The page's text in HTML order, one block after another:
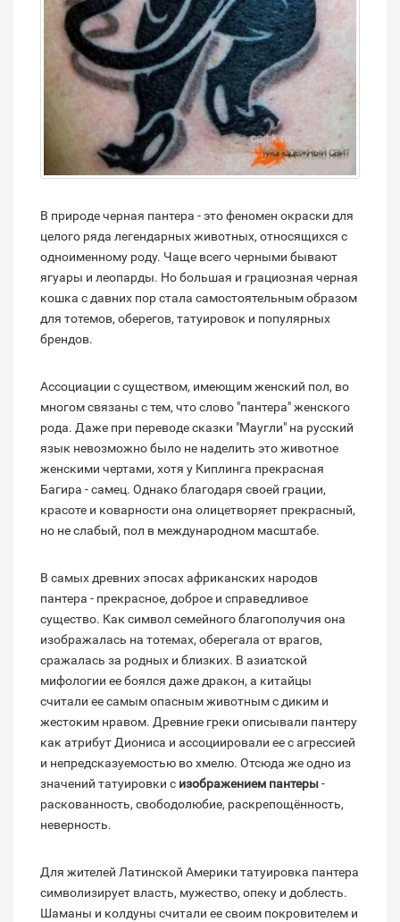
В природе черная пантера - это феномен окраски для
целого ряда легендарных животных, относящихся с
одноименному роду. Чаще всего черными бывают
ягуары и леопарды. Но большая и грациозная черная
кошка с давних пор стала самостоятельным образом
для тотемов, оберегов, татуировок и популярных
брендов.
Ассоциации с существом, имеющим женский пол, во
многом связаны с тем, что слово "пантера" женского
рода. Даже при переводе сказки "Маугли" на русский
язык невозможно было не наделить это животное
женскими чертами, хотя у Киплинга прекрасная
Багира - самец. Однако благодаря своей грации,
красоте и коварности она олицетворяет прекрасный,
но не слабый, пол в международном масштабе.
В самых древних эпосах африканских народов
пантера - прекрасное, доброе и справедливое
существо. Как символ семейного благополучия она
изображалась на тотемах, оберегала от врагов,
сражалась за родных и близких. В азиатской
мифологии ее боялся даже дракон, а китайцы
считали ее самым опасным животным с диким и
жестоким нравом. Древние греки описывали пантеру
как атрибут Диониса и ассоциировали ее с агрессией
и непредсказуемостью во хмелю. Отсюда же одно из
значений татуировки с изображением пантеры-
раскованность, свободолюбие, раскрепощённость,
неверность.
Для жителей Латинской Америки татуировка пантера
символизирует власть, мужество, опеку и доблесть.
Шаманы и колдуны считали ее своим покровителем и